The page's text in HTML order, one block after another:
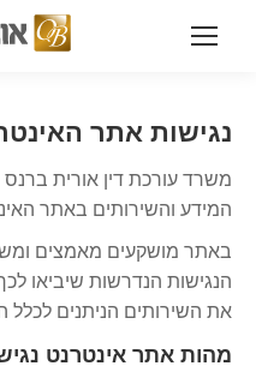
נגישות אתר
משרד עורכת דין אורית
המידע והשירותים באתר
באתר מושקעים מאמצים
הנגישות הנדרשות שיביאו
את השירותים הניתנים לכלל
מהות אתר אינטרנט